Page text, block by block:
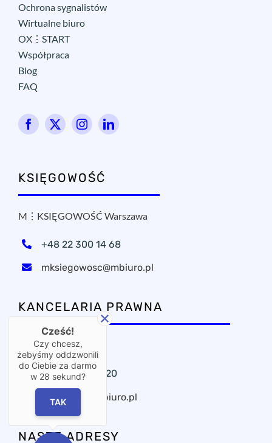
Ochrona sygnalistów
Wirtualne biuro
OX⋮START
Współpraca
Blog
FAQ
KSIĘGOWOŚĆ
M⋮KSIĘGOWOŚĆ Warszawa
+48 22 300 14 68
mksiegowosc@mbiuro.pl
KANCELARIA PRAWNA
OxPublica Warszawa
+48 22 295 11 20
oxpublica@mbiuro.pl
NASZE ADRESY
Cześć!
Czy chcesz,
żebyśmy oddzwonili
do Ciebie za darmo
w 28 sekund?
TAK